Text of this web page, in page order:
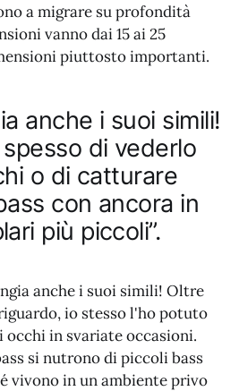
a migrare su profondità
vanno dai 15 ai 25
piuttosto importanti.
anche i suoi simili!
di vederlo
o di catturare
con ancora in
più piccoli”.
anche i suoi simili! Oltre
io stesso l'ho potuto
in svariate occasioni.
si nutrono di piccoli bass
vivono in un ambiente privo